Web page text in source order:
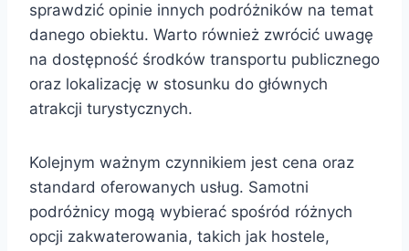
sprawdzić opinie innych podróżników na temat
danego obiektu. Warto również zwrócić uwagę
na dostępność środków transportu publicznego
oraz lokalizację w stosunku do głównych
atrakcji turystycznych.
Kolejnym ważnym czynnikiem jest cena oraz
standard oferowanych usług. Samotni
podróżnicy mogą wybierać spośród różnych
opcji zakwaterowania, takich jak hostele,